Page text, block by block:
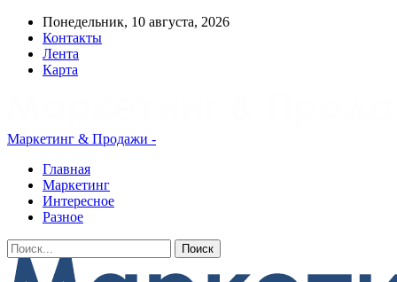
Понедельник, 10 августа, 2026
Контакты
Лента
Карта
Маркетинг & Продажи -
Главная
Маркетинг
Интересное
Разное